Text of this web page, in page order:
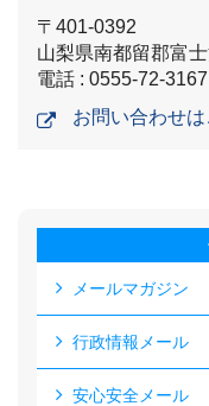
〒401-0392
山梨県南都留郡富
電話 : 0555-72-3167
お問い合わせは
メールマガジン
行政情報メール
安心安全メール